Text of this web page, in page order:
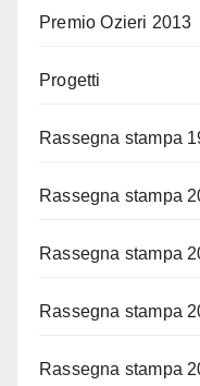
Premio Ozieri 2013
Progetti
Rassegna stampa
Rassegna stampa
Rassegna stampa
Rassegna stampa
Rassegna stampa